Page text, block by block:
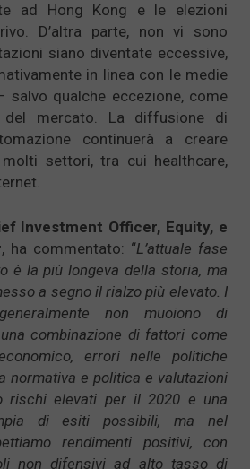
ad Hong Kong e le elezioni
D’altra parte, non vi sono
siano diventate eccessive,
in linea con le medie
salvo qualche eccezione, come
mercato. La diffusione di
continuerà a creare
settori, tra cui healthcare,
Investment Officer, Equity, e
, ha commentato: “L’attuale fase
è la più longeva della storia, ma
a segno il rialzo più elevato. I
non muoiono di
una combinazione di fattori come
errori nelle politiche
normativa e politica e valutazioni
rischi elevati per il 2020 e una
di esiti possibili, ma nel
rendimenti positivi, con
non difensivi ad alto tasso di